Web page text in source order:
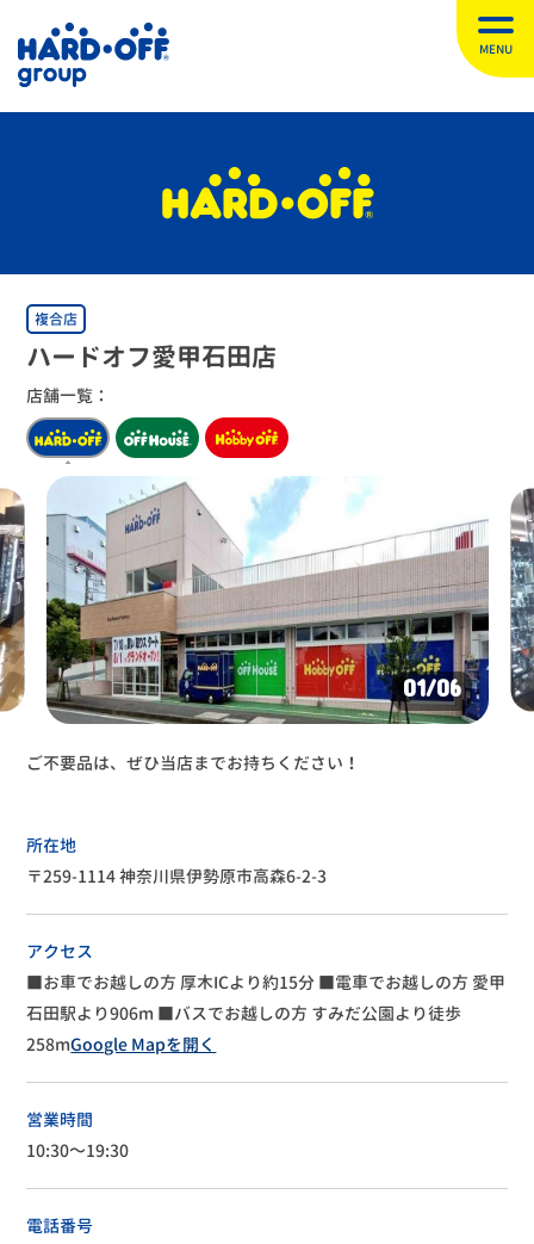
MENU
複合店
ハードオフ愛甲石田店
店舗一覧：
01/06
ご不要品は、ぜひ当店までお持ちください！
所在地
〒259-1114 神奈川県伊勢原市高森6-2-3
アクセス
■お車でお越しの方 厚木ICより約15分 ■電車でお越しの方 愛甲
石田駅より906m ■バスでお越しの方 すみだ公園より徒歩
258mGoogle Mapを開く
営業時間
10:30～19:30
電話番号